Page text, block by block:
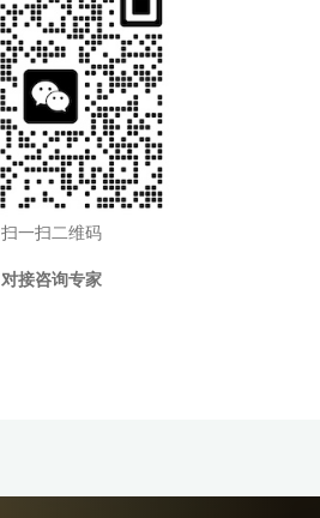
扫一扫二维码
对接咨询专家